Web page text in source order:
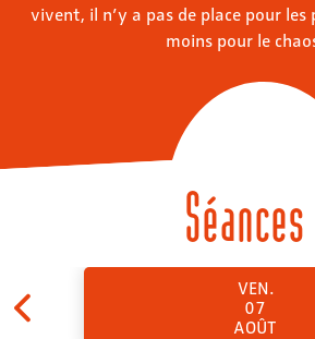
vivent, il n’y a pas de place pour les
moins pour le
Séances
VEN.
07
AOÛT